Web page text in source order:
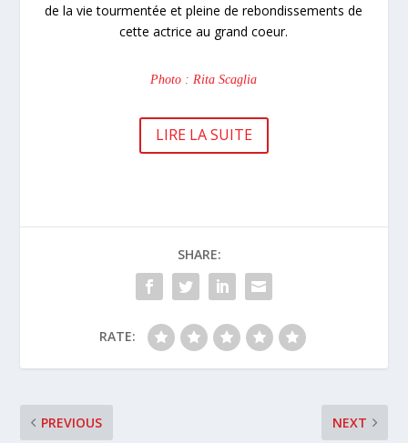
de la vie tourmentée et pleine de rebondissements de
cette actrice au grand coeur.
Photo : Rita Scaglia
LIRE LA SUITE
SHARE:
RATE:
PREVIOUS NEXT